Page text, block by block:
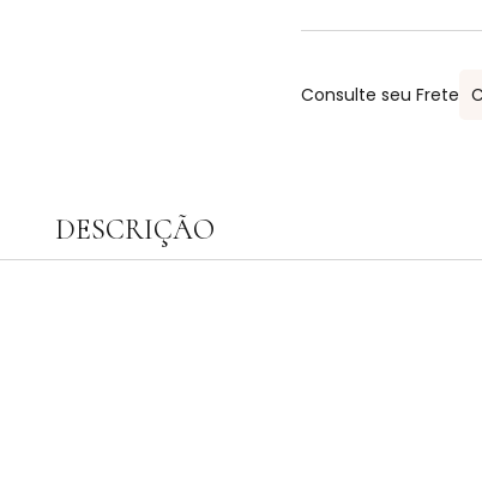
Consulte seu Frete
DESCRIÇÃO